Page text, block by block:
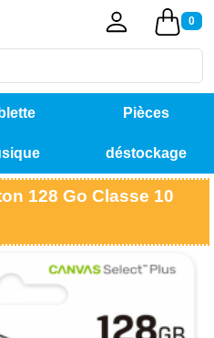
0
Pièces
détachées
déstockage
128 Go Classe 10